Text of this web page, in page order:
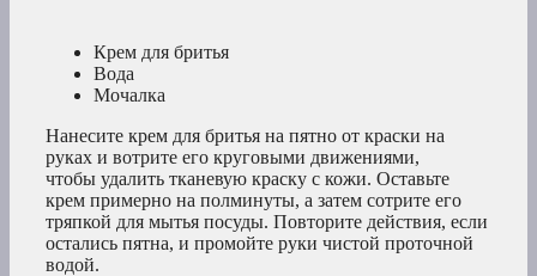
Крем для бритья
Вода
Мочалка
Нанесите крем для бритья на пятно от краски на
руках и вотрите его круговыми движениями,
чтобы удалить тканевую краску с кожи. Оставьте
крем примерно на полминуты, а затем сотрите его
тряпкой для мытья посуды. Повторите действия, если
остались пятна, и промойте руки чистой проточной
водой.